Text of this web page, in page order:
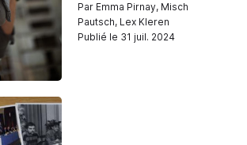
Par Emma Pirnay, Misch
Pautsch, Lex Kleren
Publié le 31 juil. 2024